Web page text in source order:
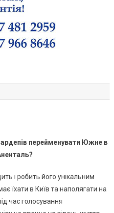
перейменувати Южне в
і робить його унікальним
їхати в Київ та наполягати на
час голосування